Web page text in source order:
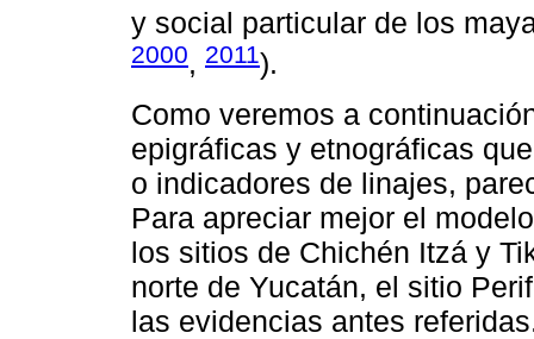
y social particular de los
2000, 2011).
Como veremos a
epigráficas y etnográficas
o indicadores de linajes,
Para apreciar mejor el
los sitios de Chichén Itzá y
norte de Yucatán, el sitio
las evidencias antes